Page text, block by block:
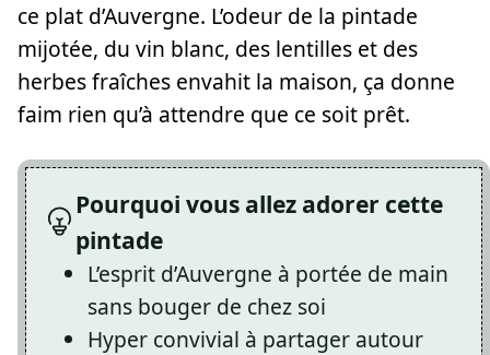
ce plat d’Auvergne. L’odeur de la pintade
mijotée, du vin blanc, des lentilles et des
herbes fraîches envahit la maison, ça donne
faim rien qu’à attendre que ce soit prêt.
Pourquoi vous allez adorer cette
pintade
L’esprit d’Auvergne à portée de main
sans bouger de chez soi
Hyper convivial à partager autour